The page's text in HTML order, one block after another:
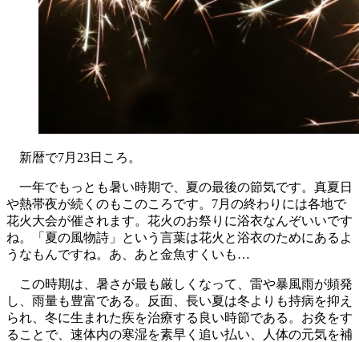
新暦で7月23日ころ。
一年でもっとも暑い時期で、夏の最後の節気です。真夏日
や熱帯夜が続くのもこのころです。7月の終わりには各地で
花火大会が催されます。花火のお祭りに浴衣なんぞいいです
ね。「夏の風物詩」という言葉は花火と浴衣のためにあるよ
うなもんですね。あ、あと金魚すくいも…
この時期は、暑さが最も厳しくなって、雷や暴風雨が頻発
し、雨量も豊富である。反面、長い夏は冬よりも持病を抑え
られ、冬に生まれた疾を治療する良い時節である。お灸をす
ることで、速体内の寒湿を素早く追い払い、人体の元気を補